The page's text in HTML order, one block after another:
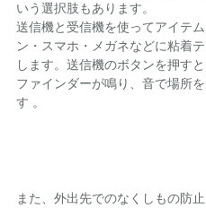
いう選択肢もあります。
送信機と受信機を使ってアイテ
ン・スマホ・メガネなどに粘着
します。送信機のボタンを押す
ファインダーが鳴り、音で場所
す 。
また、外出先でのなくしもの防